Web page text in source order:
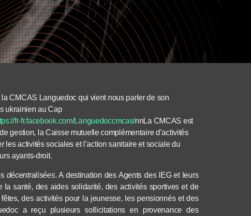
CMCAS Languedoc qui vient nous parler de son
ukrainien au Cap
fr-fr.facebook.com/Languedoccmcas/nnLa CMCAS est
gestion, la Caisse mutuelle complémentaire d’activités
lesactivités sociales et l’action sanitaire et socialedu
ayants-droit.
décentralisées. A destination des Agents des IEG et leurs
santé, des aides solidarité, des activités sportives et de
des activités pour la jeunesse, les pensionnés et des
a reçu plusieurs sollicitations en provenance des